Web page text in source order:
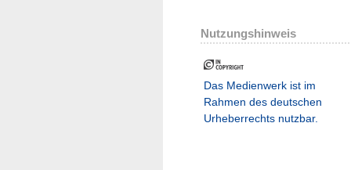
Nutzungshinweis
Das Medienwerk ist im
Rahmen des deutschen
Urheberrechts nutzbar.